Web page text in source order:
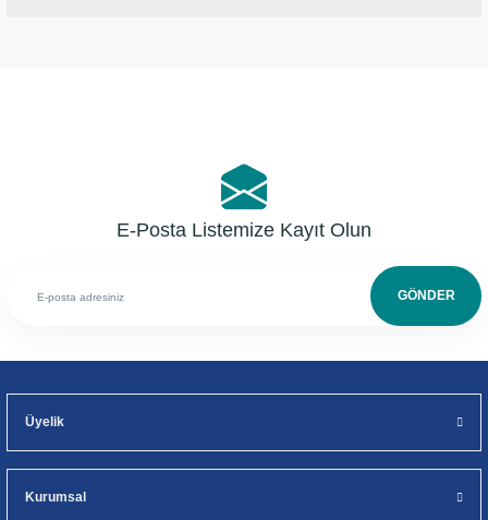
E-Posta Listemize Kayıt Olun
GÖNDER
Üyelik
Kurumsal